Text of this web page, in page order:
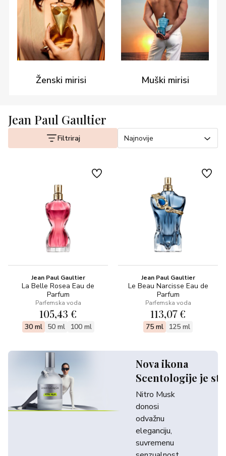
Ženski mirisi Muški mirisi
Jean Paul Gaultier
Filtriraj Najnovije
Jean Paul Gaultier
La Belle Rosea Eau de
Parfum
Parfemska voda
105,43 €
30 ml 50 ml 100 ml
Jean Paul Gaultier
Le Beau Narcisse Eau de
Parfum
Parfemska voda
113,07 €
75 ml 125 ml
Nova ikona
Scentologije je
Nitro Musk
donosi
odvažnu
eleganciju,
suvremenu